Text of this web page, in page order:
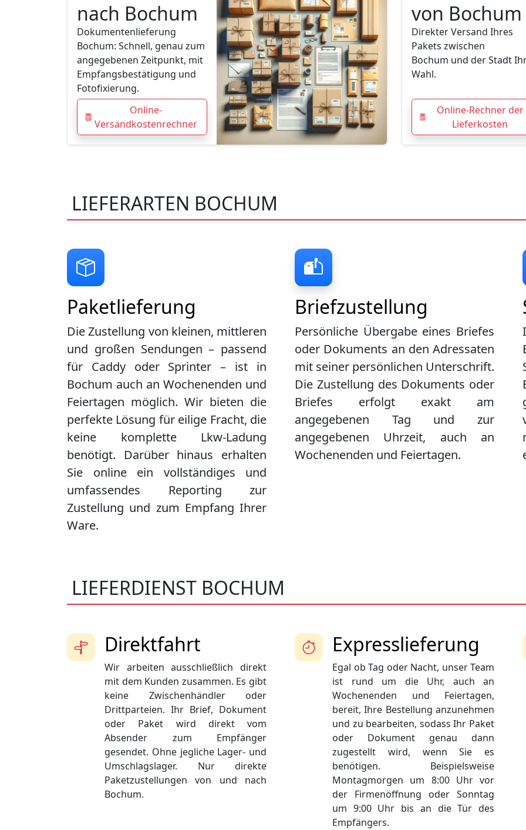
von Bochum
Direkter Versand Ihres
Pakets zwischen
Bochum und der Stadt
Wahl.
Online-Rechner der
Lieferkosten
nach Bochum
Dokumentenlieferung
Bochum: Schnell, genau zum
angegebenen Zeitpunkt, mit
Empfangsbestätigung und
Fotofixierung.
Online-
Versandkostenrechner
LIEFERARTEN BOCHUM
Briefzustellung
Persönliche Übergabe eines Briefes
oder Dokuments an den Adressaten
mit seiner persönlichen Unterschrift.
Die Zustellung des Dokuments oder
Briefes erfolgt exakt am
angegebenen Tag und zur
angegebenen Uhrzeit, auch an
Wochenenden und Feiertagen.
Paketlieferung
Die Zustellung von kleinen, mittleren
und großen Sendungen – passend
für Caddy oder Sprinter – ist in
Bochum auch an Wochenenden und
Feiertagen möglich. Wir bieten die
perfekte Lösung für eilige Fracht, die
keine komplette Lkw-Ladung
benötigt. Darüber hinaus erhalten
Sie online ein vollständiges und
umfassendes Reporting zur
Zustellung und zum Empfang Ihrer
Ware.
LIEFERDIENST BOCHUM
Direktfahrt
Wir arbeiten ausschließlich direkt
mit dem Kunden zusammen. Es gibt
keine Zwischenhändler oder
Drittparteien. Ihr Brief, Dokument
oder Paket wird direkt vom
Absender zum Empfänger
gesendet. Ohne jegliche Lager- und
Umschlagslager. Nur direkte
Paketzustellungen von und nach
Bochum.
Expresslieferung
Egal ob Tag oder Nacht, unser Team
ist rund um die Uhr, auch an
Wochenenden und Feiertagen,
bereit, Ihre Bestellung anzunehmen
und zu bearbeiten, sodass Ihr Paket
oder Dokument genau dann
zugestellt wird, wenn Sie es
benötigen. Beispielsweise
Montagmorgen um 8:00 Uhr vor
der Firmenöffnung oder Sonntag
um 9:00 Uhr bis an die Tür des
Empfängers.